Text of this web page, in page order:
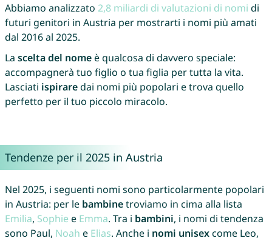
Abbiamo analizzato 2,8 miliardi di valutazioni di nomi di
futuri genitori in Austria per mostrarti i nomi più amati
dal 2016 al 2025.
La scelta del nomeè qualcosa di davvero speciale:
accompagnerà tuo figlio o tua figlia per tutta la vita.
Lasciati ispiraredai nomi più popolari e trova quello
perfetto per il tuo piccolo miracolo.
Tendenze per il 2025 in Austria
Nel 2025, i seguenti nomi sono particolarmente popolari
in Austria: per le bambinetroviamo in cima alla lista
Emilia, Sophie e Emma. Tra i bambini, i nomi di tendenza
sono Paul, Noah e Elias. Anche i nomi unisexcome Leo,